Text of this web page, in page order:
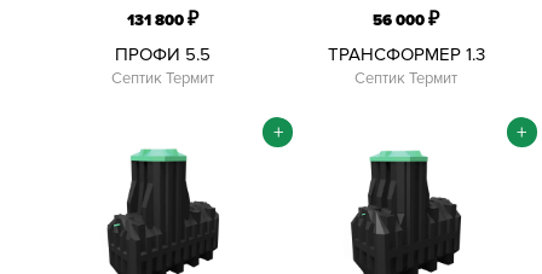
131 800₽
ПРОФИ 5.5
Септик Термит
56 000₽
ТРАНСФОРМЕР 1.3
Септик Термит
+ +